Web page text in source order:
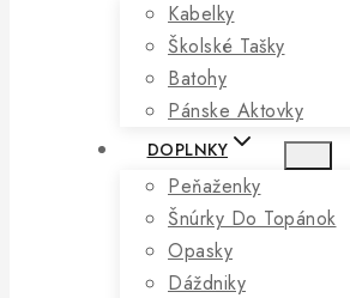
Kabelky
Školské Tašky
Batohy
Pánske Aktovky
DOPLNKY
Peňaženky
Šnúrky Do Topánok
Opasky
Dáždniky